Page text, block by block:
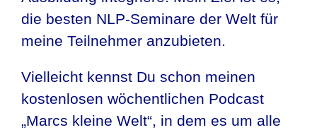
die besten NLP-Seminare der Welt für
meine Teilnehmer anzubieten.
Vielleicht kennst Du schon meinen
kostenlosen wöchentlichen Podcast
„Marcs kleine Welt“, in dem es um alle